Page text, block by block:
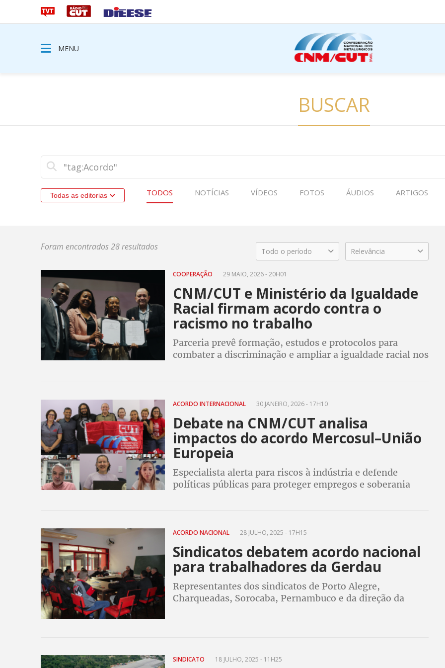
MENU
BUSCAR
Todas as editorias TODOS NOTÍCIAS VÍDEOS FOTOS ÁUDIOS ARTIGOS
Foram encontrados 28 resultados Todo o período Relevância
COOPERAÇÃO 29 MAIO, 2026 - 20H01
CNM/CUT e Ministério da Igualdade
Racial firmam acordo contra o
racismo no trabalho
Parceria prevê formação, estudos e protocolos para
combater a discriminação e ampliar a igualdade racial nos
ACORDO INTERNACIONAL 30 JANEIRO, 2026 - 17H10
Debate na CNM/CUT analisa
impactos do acordo Mercosul–União
Europeia
Especialista alerta para riscos à indústria e defende
políticas públicas para proteger empregos e soberania
ACORDO NACIONAL 28 JULHO, 2025 - 17H15
Sindicatos debatem acordo nacional
para trabalhadores da Gerdau
Representantes dos sindicatos de Porto Alegre,
Charqueadas, Sorocaba, Pernambuco e da direção da
SINDICATO 18 JULHO, 2025 - 11H25